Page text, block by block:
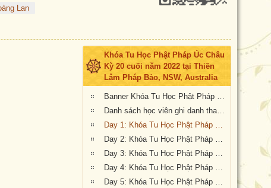
Lan
Khóa Tu Học Phật Pháp Úc Châu
Kỳ 20 cuối năm 2022 tại Thiền
Lâm Pháp Bảo, NSW, Australia
Banner Khóa Tu Học Phật Pháp Úc Châu Kỳ 20 cuối năm 2022 tại Thiền Lâm Pháp Bảo, NSW, Australia
Danh sách học viên ghi danh tham dự Khóa Tu Học Phật Pháp Úc Châu Kỳ 20 cuối năm 2022 tại Thiền Lâm Pháp Bảo, NSW, Australia
Day 1: Khóa Tu Học Phật Pháp Úc Châu Kỳ 20 cuối năm 2022 tại Thiền Lâm Pháp Bảo, NSW, Australia
Day 2: Khóa Tu Học Phật Pháp Úc Châu Kỳ 20 cuối năm 2022 tại Thiền Lâm Pháp Bảo, NSW, Australia
Day 3: Khóa Tu Học Phật Pháp Úc Châu Kỳ 20 cuối năm 2022 tại Thiền Lâm Pháp Bảo, NSW, Australia
Day 4: Khóa Tu Học Phật Pháp Úc Châu Kỳ 20 cuối năm 2022 tại Thiền Lâm Pháp Bảo, NSW, Australia
Day 5: Khóa Tu Học Phật Pháp Úc Châu Kỳ 20 cuối năm 2022 tại Thiền Lâm Pháp Bảo, NSW, Australia